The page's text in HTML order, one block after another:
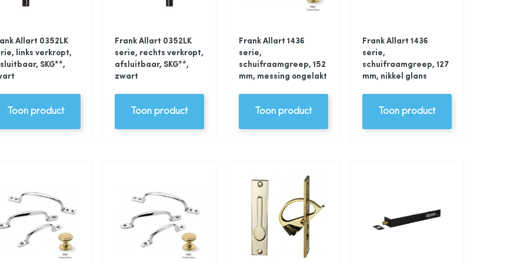
Allart 0352LK
links verkropt,
SKG**,
Toon product
Frank Allart 0352LK
serie, rechts verkropt,
afsluitbaar, SKG**,
zwart
Toon product
Frank Allart 1436
serie,
schuifraamgreep, 152
mm, messing ongelakt
Toon product
Frank Allart 1436
serie,
schuifraamgreep, 127
mm, nikkel glans
Toon product